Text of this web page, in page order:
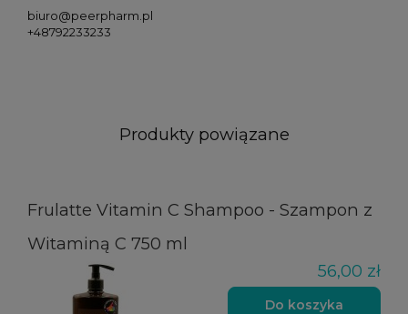
biuro@peerpharm.pl
+48792233233
Produkty powiązane
Frulatte Vitamin C Shampoo - Szampon z
Witaminą C 750 ml
56,00 zł
Do koszyka